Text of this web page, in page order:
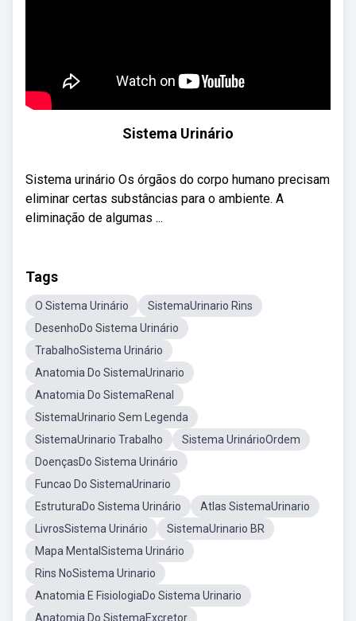
Sistema Urinário
Sistema urinário Os órgãos do corpo humano precisam
eliminar certas substâncias para o ambiente. A
eliminação de algumas ...
Tags
O Sistema Urinário
SistemaUrinario Rins
DesenhoDo Sistema Urinário
TrabalhoSistema Urinário
Anatomia Do SistemaUrinario
Anatomia Do SistemaRenal
SistemaUrinario Sem Legenda
SistemaUrinario Trabalho
Sistema UrinárioOrdem
DoençasDo Sistema Urinário
Funcao Do SistemaUrinario
EstruturaDo Sistema Urinário
Atlas SistemaUrinario
LivrosSistema Urinário
SistemaUrinario BR
Mapa MentalSistema Urinário
Rins NoSistema Urinario
Anatomia E FisiologiaDo Sistema Urinario
Anatomia Do SistemaExcretor